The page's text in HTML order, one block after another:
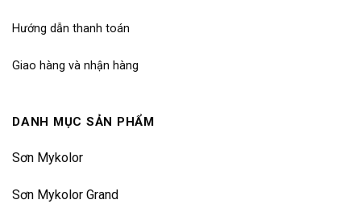
Hướng dẫn thanh toán
Giao hàng và nhận hàng
DANH MỤC SẢN PHẨM
Sơn Mykolor
Sơn Mykolor Grand